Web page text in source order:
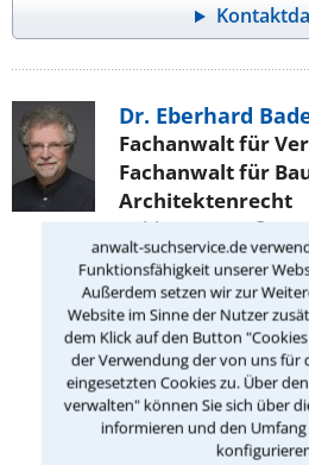
anwalt-suchservice.de
Funktionsfähigkeit unserer
Außerdem setzen wir zur
Website im Sinne der Nutzer
dem Klick auf den Button
der Verwendung der von uns für
eingesetzten Cookies zu. Über
verwalten" können Sie sich über
informieren und den
Dr. Eberhard
Fachanwalt für
Fachanwalt für
Architektenrecht
Koblenzer Straße 96
53177 Bonn
Dieser Anwalt berät Sie
Mitbestimmungsrecht,
Architektenrecht,
Grundstücksrecht,
Verwaltungsrecht,
Bauplanungsrecht,
Disziplinarrecht,
Seniorenrecht,
Verwaltungsrecht,